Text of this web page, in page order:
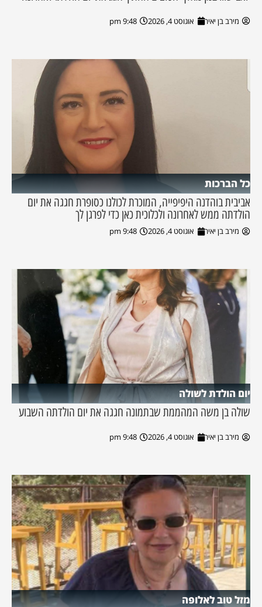
מירב בן יאיר אוגוסט 4, 2026 9:48 pm
כל הברכות
אביבית בוהדנה היפיפייה, המוכרת לכולנו כסופרת חגגה את יום
הולדתה ממש לאחרונה ולכלוכית כאן כדי לפרגן לך
מירב בן יאיר אוגוסט 4, 2026 9:48 pm
יום הולדת לשולה
שולה בן משה המהממת שבתמונה חגגה את יום הולדתה השבוע
מירב בן יאיר אוגוסט 4, 2026 9:48 pm
מזל טוב לאלופה